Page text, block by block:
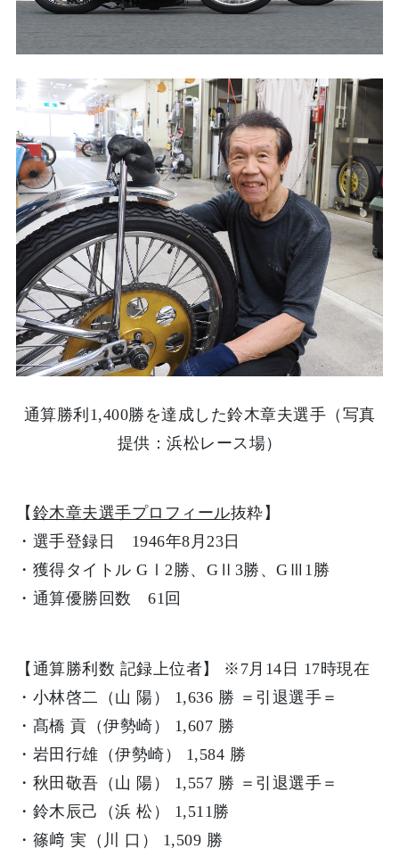
通算勝利1,400勝を達成した鈴木章夫選手（写真
提供：浜松レース場）
【 鈴木章夫選手プロフィール抜粋】
・選手登録日 1946年8月23日
・獲得タイトル GⅠ2勝、GⅡ3勝、GⅢ1勝
・通算優勝回数 61回
【通算勝利数 記録上位者】 ※7月14日 17時現在
・小林啓二（山 陽） 1,636 勝 ＝引退選手＝
・髙橋 貢（伊勢崎） 1,607 勝
・岩田行雄（伊勢崎） 1,584 勝
・秋田敬吾（山 陽） 1,557 勝 ＝引退選手＝
・鈴木辰己（浜 松） 1,511勝
・篠﨑 実（川 口） 1,509 勝